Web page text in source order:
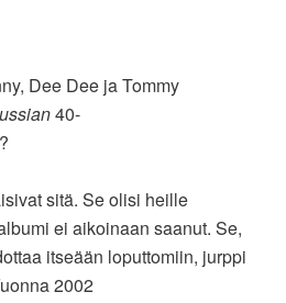
Dee Dee ja Tommy
40-
sitä. Se olisi heille
ei aikoinaan saanut. Se,
itseään loputtomiin, jurppi
2002